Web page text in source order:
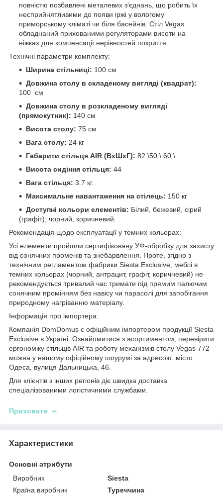
повністю позбавлені металевих з'єднань, що робить їх
несприйнятливими до появи іржі у вологому
приморському кліматі чи біля басейнів. Стіл Vegas
обладнаний прихованими регуляторами висоти на
ніжках для компенсації нерівностей покриття.
Технічні параметри комплекту:
Ширина стільниці: 100 см
Довжина столу в складеному вигляді (квадрат):
100 см
Довжина столу в розкладеному вигляді
(прямокутник): 140 см
Висота столу: 75 см
Вага столу: 24 кг
Габарити стільця AIR (ВхШхГ): 82 \50 \ 60 \
Висота сидіння стільця: 44
Вага стільця: 3.7 кг.
Максимальне навантаження на стілець: 150 кг
Доступні кольори елементів: Білий, бежевий, сірий
(графіт), чорний, коричневий.
Рекомендація щодо експлуатації у темних кольорах:
Усі елементи пройшли сертифіковану УФ-обробку для захисту
від сонячних променів та знебарвлення. Проте, згідно з
технічним регламентом фабрики Siesta Exclusive, меблі в
темних кольорах (чорний, антрацит, графіт, коричневий) не
рекомендується тривалий час тримати під прямим палючим
сонячним промінням без навісу чи парасолі для запобігання
природному нагріванню матеріалу.
Інформація про імпортера:
Компанія DomDomus є офіційним імпортером продукції Siesta
Exclusive в Україні. Ознайомитися з асортиментом, перевірити
ергономіку стільців AIR та роботу механізмів столу Vegas 772
можна у нашому офіційному шоурумі за адресою: місто
Одеса, вулиця Дальницька, 46.
Для клієнтів з інших регіонів діє швидка доставка
спеціалізованими логістичними службами.
Приховати
Характеристики
Основні атрибути
Виробник
Siesta
Країна виробник
Туреччина